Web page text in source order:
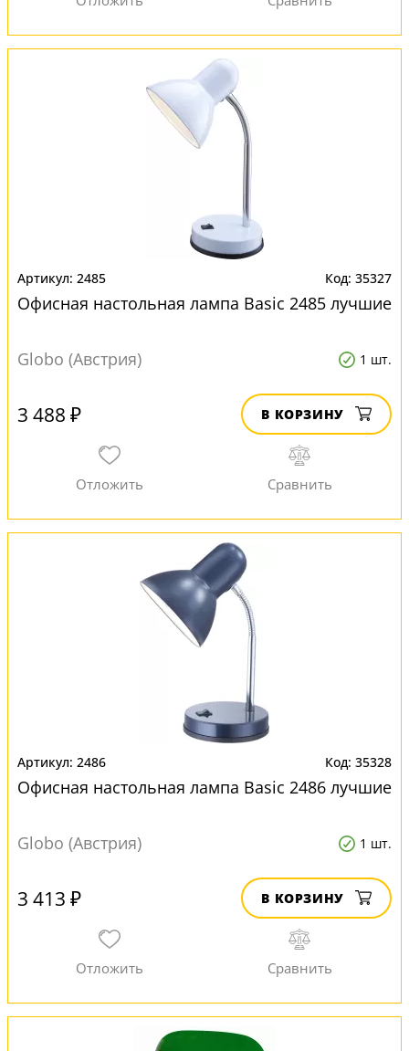
2485 35327
Офисная настольная лампа Basic 2485 лучшие
Globo (Австрия) 1 шт.
3 488 ₽ В КОРЗИНУ
2486 35328
Офисная настольная лампа Basic 2486 лучшие
Globo (Австрия) 1 шт.
3 413 ₽ В КОРЗИНУ